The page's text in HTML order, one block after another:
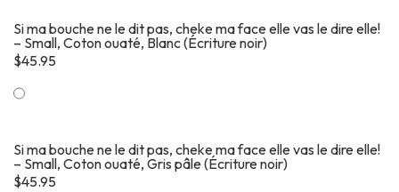
Si ma bouche ne le dit pas, cheke ma face elle vas le dire elle!
– Small, Coton ouaté, Blanc (Écriture noir)
$45.95
Si ma bouche ne le dit pas, cheke ma face elle vas le dire elle!
– Small, Coton ouaté, Gris pâle (Écriture noir)
$45.95